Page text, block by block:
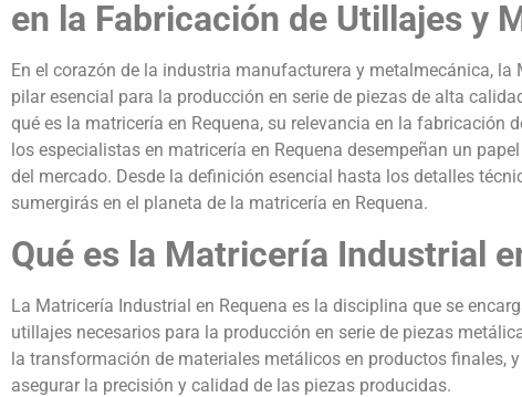
en la Fabricación de Utillajes y
En el corazón de la industria manufacturera y metalmecánica,
pilar esencial para la producción en serie de piezas de alta
qué es la matricería en Requena, su relevancia en la fabricación
los especialistas en matricería en Requena desempeñan un
del mercado. Desde la definición esencial hasta los detalles
sumergirás en el planeta de la matricería en Requena.
Qué es la Matricería Industrial
La Matricería Industrial en Requena es la disciplina que se
utillajes necesarios para la producción en serie de piezas
la transformación de materiales metálicos en productos finales,
asegurar la precisión y calidad de las piezas producidas.